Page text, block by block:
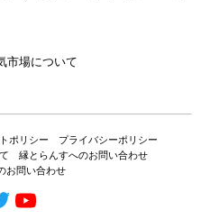
市場について
ポリシー
プライバシーポリシー
縁とらんすへのお問い合わせ
お問い合わせ